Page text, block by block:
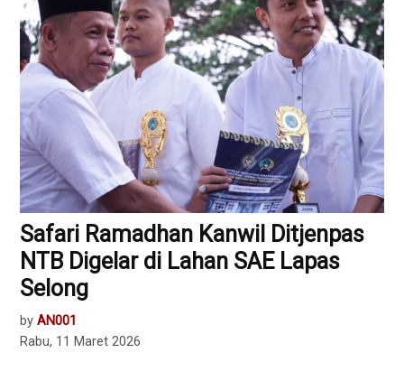
Safari Ramadhan Kanwil Ditjenpas
NTB Digelar di Lahan SAE Lapas
Selong
by AN001
Rabu, 11 Maret 2026